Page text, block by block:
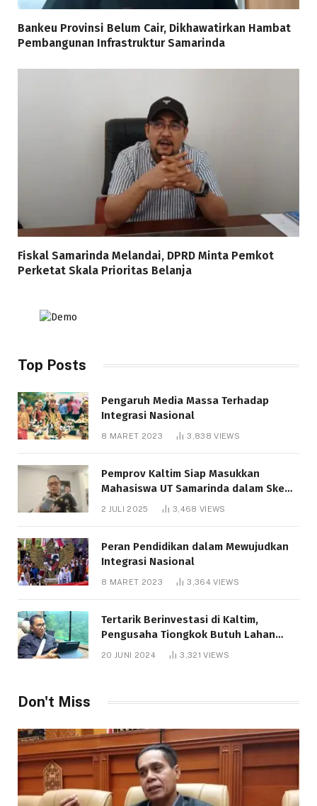
Bankeu Provinsi Belum Cair, Dikhawatirkan Hambat
Pembangunan Infrastruktur Samarinda
Fiskal Samarinda Melandai, DPRD Minta Pemkot
Perketat Skala Prioritas Belanja
Top Posts
Pengaruh Media Massa Terhadap
Integrasi Nasional
8 MARET 2023 3,838VIEWS
Pemprov Kaltim Siap Masukkan
Mahasiswa UT Samarinda dalam Skema
Bantuan Pendidikan Gratispol
2 JULI 2025 3,468 VIEWS
Peran Pendidikan dalam Mewujudkan
Integrasi Nasional
8 MARET 2023 3,364VIEWS
Tertarik Berinvestasi di Kaltim,
Pengusaha Tiongkok Butuh Lahan
1.000 Hektare
20 JUNI 2024 3,321VIEWS
Don't Miss